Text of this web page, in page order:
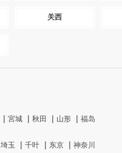
关西
宮城 秋田 山形
福岛
埼玉 千叶 东京
神奈川